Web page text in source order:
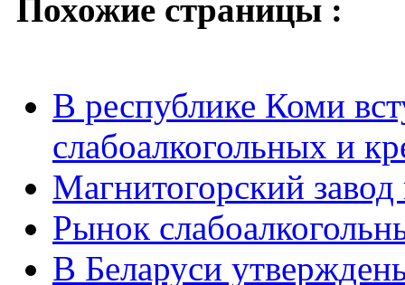
Похожие страницы :
В республике Коми
слабоалкогольных и
Магнитогорский
Рынок
В Беларуси